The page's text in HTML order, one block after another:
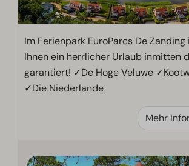
Im Ferienpark EuroParcs De
Ihnen ein herrlicher Urlaub inmitten
garantiert! ✓De Hoge Veluwe
✓Die Niederlande
Mehr